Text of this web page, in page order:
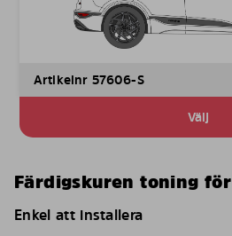
Artikelnr 57606-S
Välj
Färdigskuren toning för
Enkel att installera